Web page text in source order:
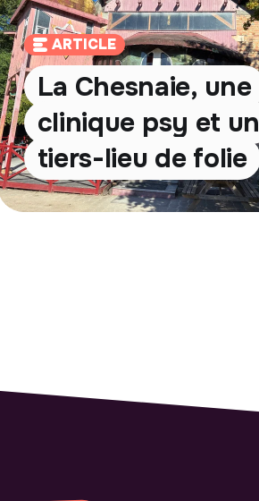
ARTICLE
La Chesnaie, une
clinique psy et un
tiers-lieu de folie